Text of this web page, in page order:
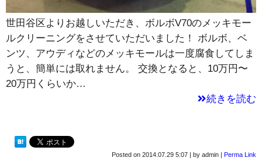
世田谷区よりお越しいただき、ボルボV70のメッキモー
ルクリーニングをさせていただいました！ ボルボ、ベ
ンツ、アウディなどのメッキモールは一度腐食してしま
うと、簡単には取れません。 交換となると、10万円〜
20万円くらいか…
続きを読む
Posted on 2014.07.29 5:07 | by admin | Perma Link